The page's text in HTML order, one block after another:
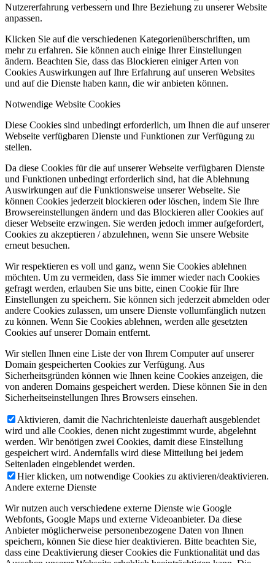
Nutzererfahrung verbessern und Ihre Beziehung zu unserer Website
anpassen.
Klicken Sie auf die verschiedenen Kategorienüberschriften, um
mehr zu erfahren. Sie können auch einige Ihrer Einstellungen
ändern. Beachten Sie, dass das Blockieren einiger Arten von
Cookies Auswirkungen auf Ihre Erfahrung auf unseren Websites
und auf die Dienste haben kann, die wir anbieten können.
Notwendige Website Cookies
Diese Cookies sind unbedingt erforderlich, um Ihnen die auf unserer
Webseite verfügbaren Dienste und Funktionen zur Verfügung zu
stellen.
Da diese Cookies für die auf unserer Webseite verfügbaren Dienste
und Funktionen unbedingt erforderlich sind, hat die Ablehnung
Auswirkungen auf die Funktionsweise unserer Webseite. Sie
können Cookies jederzeit blockieren oder löschen, indem Sie Ihre
Browsereinstellungen ändern und das Blockieren aller Cookies auf
dieser Webseite erzwingen. Sie werden jedoch immer aufgefordert,
Cookies zu akzeptieren / abzulehnen, wenn Sie unsere Website
erneut besuchen.
Wir respektieren es voll und ganz, wenn Sie Cookies ablehnen
möchten. Um zu vermeiden, dass Sie immer wieder nach Cookies
gefragt werden, erlauben Sie uns bitte, einen Cookie für Ihre
Einstellungen zu speichern. Sie können sich jederzeit abmelden oder
andere Cookies zulassen, um unsere Dienste vollumfänglich nutzen
zu können. Wenn Sie Cookies ablehnen, werden alle gesetzten
Cookies auf unserer Domain entfernt.
Wir stellen Ihnen eine Liste der von Ihrem Computer auf unserer
Domain gespeicherten Cookies zur Verfügung. Aus
Sicherheitsgründen können wie Ihnen keine Cookies anzeigen, die
von anderen Domains gespeichert werden. Diese können Sie in den
Sicherheitseinstellungen Ihres Browsers einsehen.
Aktivieren, damit die Nachrichtenleiste dauerhaft ausgeblendet
wird und alle Cookies, denen nicht zugestimmt wurde, abgelehnt
werden. Wir benötigen zwei Cookies, damit diese Einstellung
gespeichert wird. Andernfalls wird diese Mitteilung bei jedem
Seitenladen eingeblendet werden.
Hier klicken, um notwendige Cookies zu aktivieren/deaktivieren.
Andere externe Dienste
Wir nutzen auch verschiedene externe Dienste wie Google
Webfonts, Google Maps und externe Videoanbieter. Da diese
Anbieter möglicherweise personenbezogene Daten von Ihnen
speichern, können Sie diese hier deaktivieren. Bitte beachten Sie,
dass eine Deaktivierung dieser Cookies die Funktionalität und das